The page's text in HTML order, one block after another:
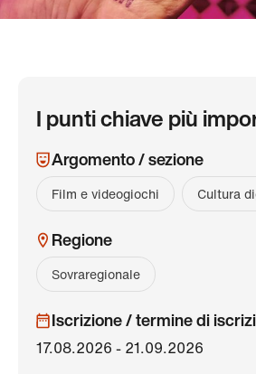
I punti chiave più
Argomento / sezione
Film e videogiochi Cultura
Regione
Sovraregionale
Iscrizione / termine di
17.08.2026 - 21.09.2026